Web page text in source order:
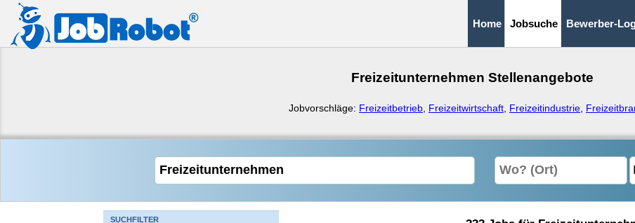
Home Jobsuche Bewerber-
Freizeitunternehmen Stellenangebote
Jobvorschläge: Freizeitbetrieb Freizeitwirtschaft Freizeitindustrie
SUCHFILTER